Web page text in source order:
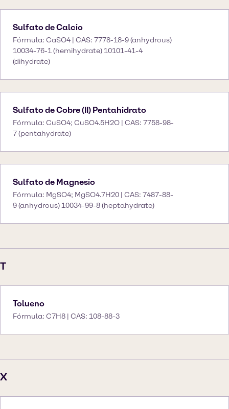
Sulfato de Calcio
Fórmula: CaSO4 | CAS: 7778-18-9 (anhydrous)
10034-76-1 (hemihydrate) 10101-41-4
(dihydrate)
Sulfato de Cobre (II) Pentahidrato
Fórmula: CuSO4; CuSO4.5H2O | CAS: 7758-98-
7 (pentahydrate)
Sulfato de Magnesio
Fórmula: MgSO4; MgSO4.7H20 | CAS: 7487-88-
9 (anhydrous) 10034-99-8 (heptahydrate)
T
Tolueno
Fórmula: C7H8 | CAS: 108-88-3
X